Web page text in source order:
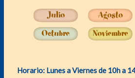
Julio Agosto
Octubre
Noviembre
Horario: Lunes a Viernes de 10h a